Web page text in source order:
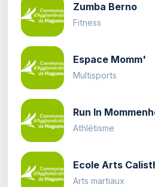
Zumba Berno
Fitness
Espace Momm'
Multisports
Run In
Athlétisme
Ecole Arts
Arts martiaux